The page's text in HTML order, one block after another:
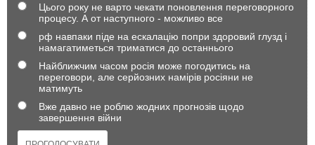
Цього року не варто чекати поновлення переговорного
процесу. А от наступного - можливо все
рф навпаки піде на ескалацію попри здоровий глузд і
намагатиметься триматися до останнього
Найближчим часом росія може погодитись на
переговори, але серйозних намірів росіяни не
матимуть
Вже давно не роблю жодних прогнозів щодо
завершення війни